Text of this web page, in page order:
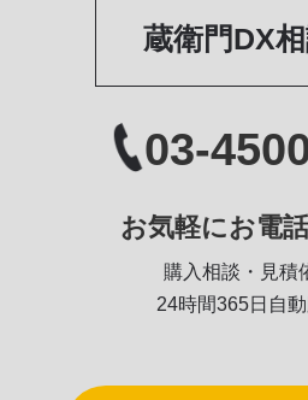
蔵衛門DX
03-
お気軽にお電
購入相談・見積
24時間365日自